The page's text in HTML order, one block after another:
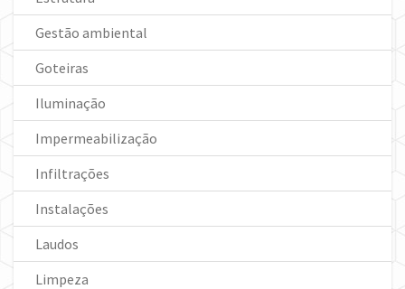
Gestão ambiental
Goteiras
Iluminação
Impermeabilização
Infiltrações
Instalações
Laudos
Limpeza